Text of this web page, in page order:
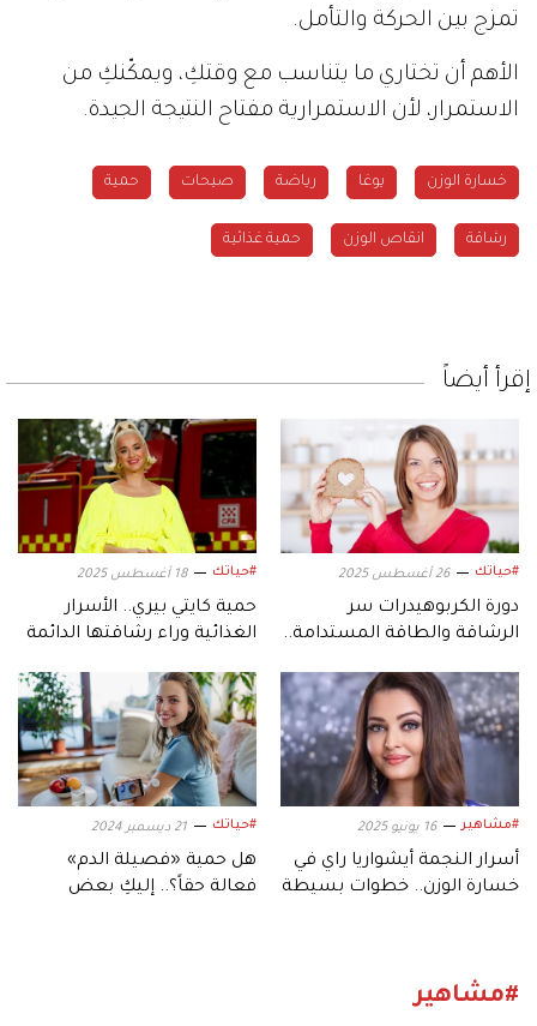
تمزج بين الحركة والتأمل.
الأهم أن تختاري ما يتناسب مع وقتكِ، ويمكّنكِ من
الاستمرار، لأن الاستمرارية مفتاح النتيجة الجيدة.
خسارة الوزن يوغا رياضة صيحات حمية
رشاقة انقاص الوزن حمية غذائية
إقرأ أيضاً
#حياتك 26 أغسطس 2025
دورة الكربوهيدرات سر
الرشاقة والطاقة المستدامة..
#حياتك 18 أغسطس 2025
حمية كايتي بيري.. الأسرار
الغذائية وراء رشاقتها الدائمة
#مشاهير 16 يونيو 2025
أسرار النجمة أيشواريا راي في
خسارة الوزن.. خطوات بسيطة
#حياتك 21 ديسمبر 2024
هل حمية «فصيلة الدم»
فعالة حقاً؟.. إليكِ بعض
#مشاهير